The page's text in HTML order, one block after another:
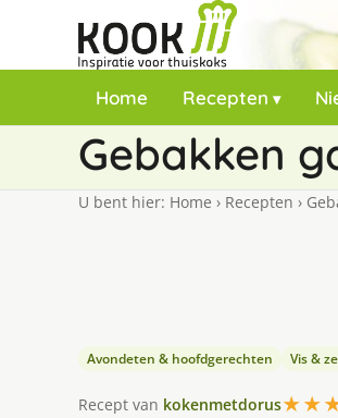
Home Recepten
Gebakken
U bent hier: Home › Recepten ›
Avondeten & hoofdgerechten Vis &
Recept van kokenmetdorus